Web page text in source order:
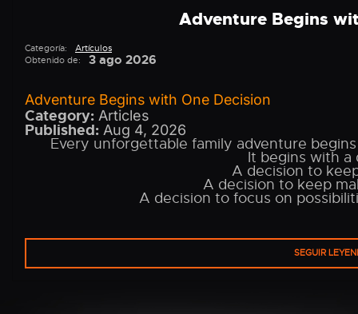
Adventure Begins
Categoría:
Artículos
Obtenido de:
3 ago 2026
Adventure Begins with One Decision
Category: Articles
Published: Aug 4, 2026
Every unforgettable family adventure
It begins with a
A decision to
A decision to keep
A decision to focus on
SEGUIR